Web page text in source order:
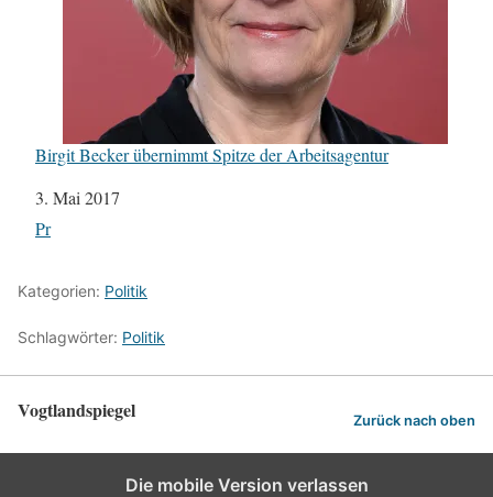
Birgit Becker übernimmt Spitze der Arbeitsagentur
Datum
3. Mai 2017
In Bezug auf
Pr
Kategorien: Politik
Schlagwörter: Politik
Vogtlandspiegel Zurück nach oben
Die mobile Version verlassen